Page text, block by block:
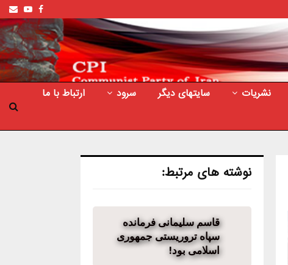
Facebook
نشریات سایتهای دیگر سرود
ارتباط با ما
نوشته های مرتبط:
قاسم سلیمانی فرمانده
سپاه تروریستی جمهوری
اسلامی بود!